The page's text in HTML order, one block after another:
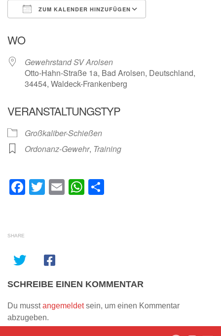
ZUM KALENDER HINZUFÜGEN
WO
Gewehrstand SV Arolsen
Otto-Hahn-Straße 1a, Bad Arolsen, Deutschland,
34454, Waldeck-Frankenberg
VERANSTALTUNGSTYP
Großkaliber-Schießen
Ordonanz-Gewehr, Training
Facebook
Twitter
EmailWhatsApp
SHARE
SCHREIBE EINEN KOMMENTAR
Du musstangemeldetsein, um einen Kommentar
abzugeben.